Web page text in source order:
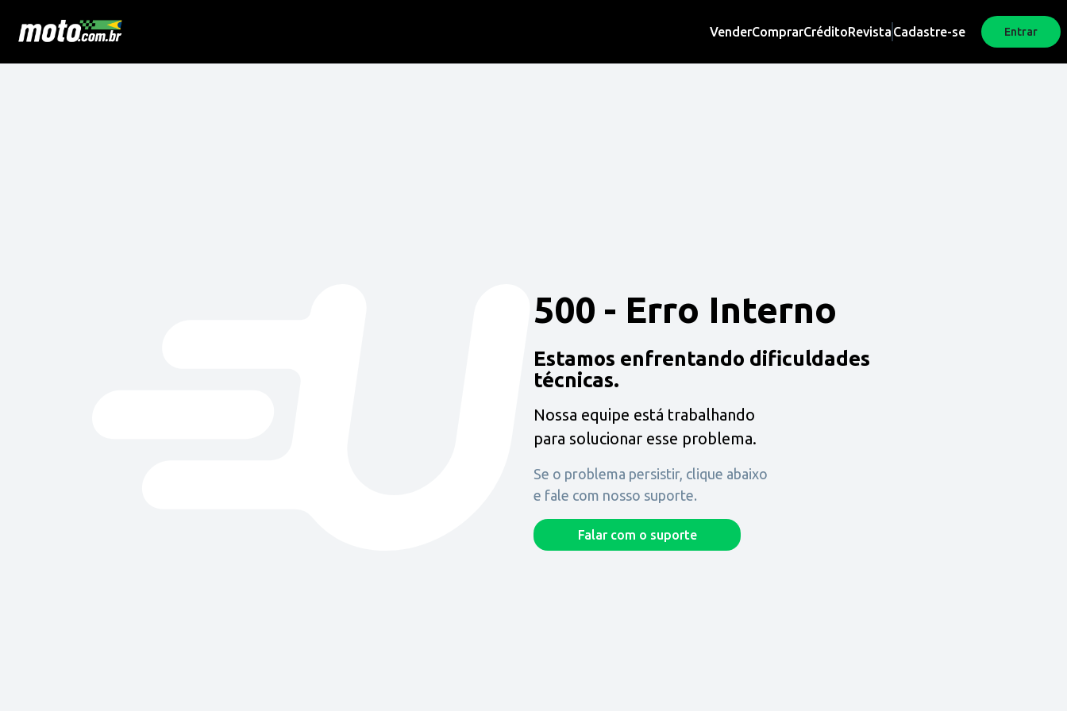
VenderComprarCréditoRevista Cadastre-se Entrar
500 - Erro Interno
Estamos enfrentando dificuldades
técnicas.
Nossa equipe está trabalhando
para solucionar esse problema.
Se o problema persistir, clique abaixo
e fale com nosso suporte.
Falar com o suporte